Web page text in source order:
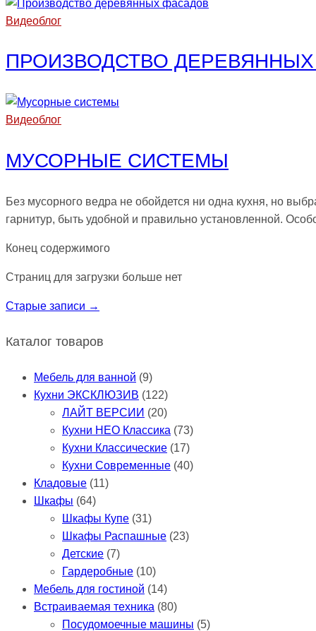
Видеоблог
ПРОИЗВОДСТВО
Видеоблог
МУСОРНЫЕ СИСТЕМЫ
Без мусорного ведра не обойдется ни одна кухня, но
гарнитур, быть удобной и правильно установленной.
Конец содержимого
Страниц для загрузки больше нет
Старые записи →
Каталог товаров
Мебель для ванной (9)
Кухни ЭКСКЛЮЗИВ (122)
ЛАЙТ ВЕРСИИ (20)
Кухни НЕО Классика (73)
Кухни Классические (17)
Кухни Современные (40)
Кладовые (11)
Шкафы (64)
Шкафы Купе (31)
Шкафы Распашные (23)
Детские (7)
Гардеробные (10)
Мебель для гостиной (14)
Встраиваемая техника (80)
Посудомоечные машины (5)